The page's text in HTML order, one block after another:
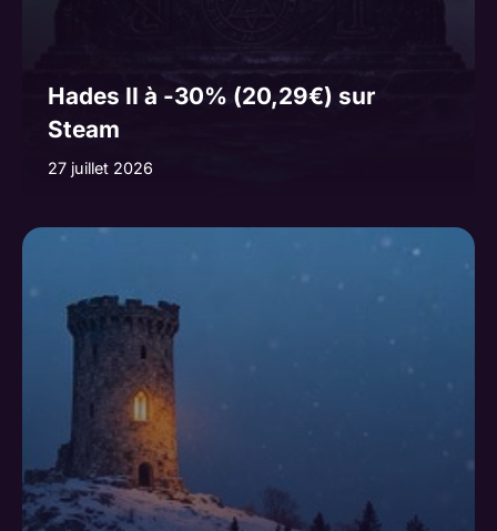
Hades II à -30% (20,29€) sur
Steam
27 juillet 2026